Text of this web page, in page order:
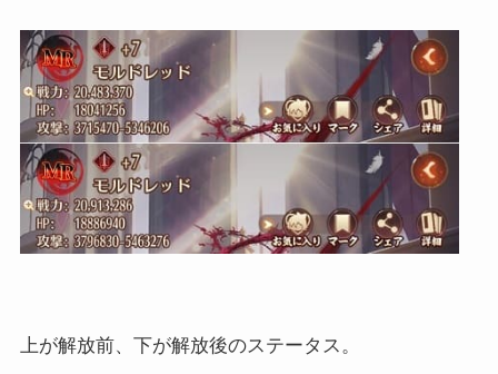
上が解放前、下が解放後のステータス。